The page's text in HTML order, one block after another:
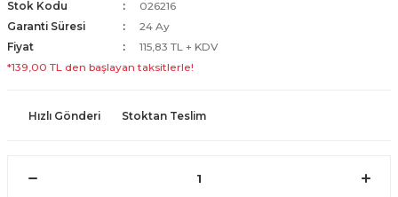
Stok Kodu
026216
Garanti Süresi
24 Ay
Fiyat
115,83 TL + KDV
*139,00 TL den başlayan taksitlerle!
Hızlı Gönderi Stoktan Teslim